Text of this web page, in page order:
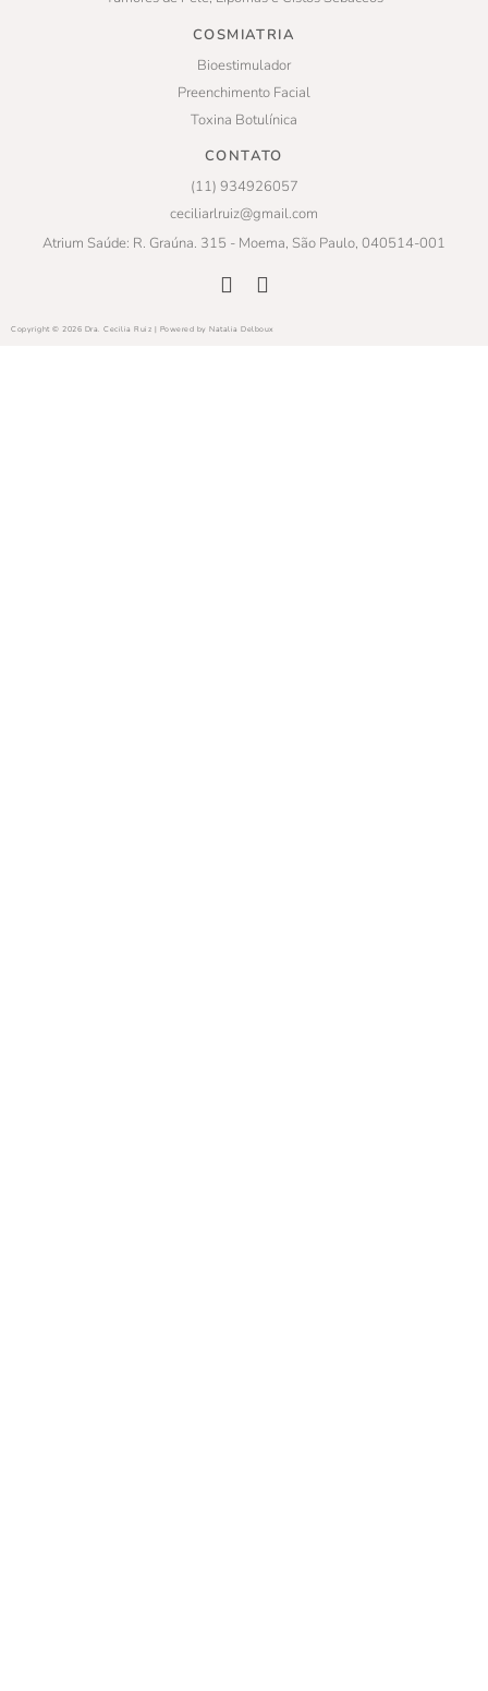
COSMIATRIA
Bioestimulador
Preenchimento Facial
Toxina Botulínica
CONTATO
(11) 934926057
ceciliarlruiz@gmail.com
Atrium Saúde: R. Graúna. 315 - Moema, São Paulo, 040514-001
Copyright © 2026 Dra. Cecilia Ruiz | Powered by Natalia Delboux